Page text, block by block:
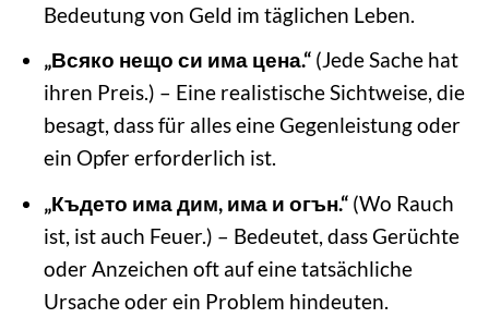
Bedeutung von Geld im täglichen Leben.
„Всяко нещо си има цена.“(Jede Sache hat
ihren Preis.) – Eine realistische Sichtweise, die
besagt, dass für alles eine Gegenleistung oder
ein Opfer erforderlich ist.
„Където има дим, има и огън.“(Wo Rauch
ist, ist auch Feuer.) – Bedeutet, dass Gerüchte
oder Anzeichen oft auf eine tatsächliche
Ursache oder ein Problem hindeuten.